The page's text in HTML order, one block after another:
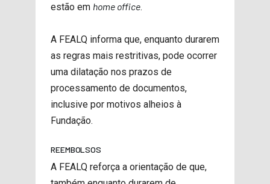
estão em home office.
A FEALQ informa que, enquanto durarem
as regras mais restritivas, pode ocorrer
uma dilatação nos prazos de
processamento de documentos,
inclusive por motivos alheios à
Fundação.
REEMBOLSOS
A FEALQ reforça a orientação de que,